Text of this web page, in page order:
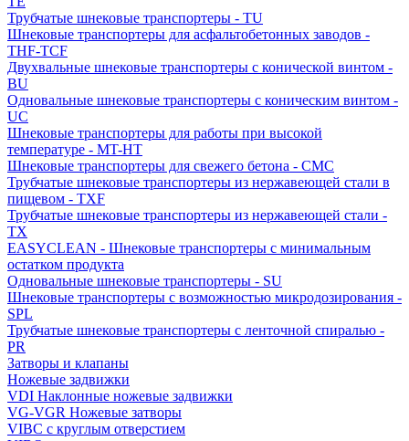
Трубчатые шнековые транспортеры - TU
Шнековые транспортеры для асфальтобетонных заводов -
THF-TCF
Двухвальные шнековые транспортеры с конической винтом -
BU
Одновальные шнековые транспортеры с коническим винтом -
UC
Шнековые транспортеры для работы при высокой
температуре - MT-HT
Шнековые транспортеры для свежего бетона - CMC
Трубчатые шнековые транспортеры из нержавеющей стали в
пищевом - TXF
Трубчатые шнековые транспортеры из нержавеющей стали -
TX
EASYCLEAN - Шнековые транспортеры с минимальным
остатком продукта
Одновальные шнековые транспортеры - SU
Шнековые транспортеры с возможностью микродозирования -
SPL
Трубчатые шнековые транспортеры с ленточной спиралью -
PR
Затворы и клапаны
Ножевые задвижки
VDI Наклонные ножевые задвижки
VG-VGR Ножевые затворы
VIBC с круглым отверстием